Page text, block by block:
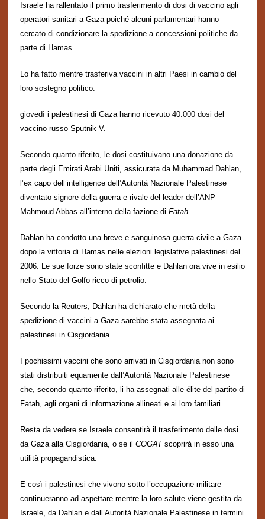
Israele ha rallentatoil primo trasferimento di dosi di vaccino agli
operatori sanitari a Gaza poiché alcuni parlamentari hanno
cercato di condizionare la spedizione a concessioni politiche da
parte di Hamas.
Lo ha fatto mentre trasferiva vaccini in altri Paesi in cambio del
loro sostegno politico:
giovedì i palestinesi di Gaza hanno ricevuto 40.000 dosi del
vaccino russo Sputnik V.
Secondo quanto riferito, e dosi costituivano una donazione da
parte degli Emirati Arabi Uniti, assicurata da Muhammad Dahlan,
l’ex capo dell’intelligence dell’Autorità Nazionale Palestinese
diventato signore della guerra e rivale del leader dell’ANP
Mahmoud Abbas all’interno della fazione di Fatah.
Dahlan ha condotto una breve e sanguinosa guerra civile a Gaza
dopo la vittoria di Hamas nelle elezioni legislative palestinesi del
2006. Le sue forze sono state sconfitte e Dahlan ora vive in esilio
nello Stato del Golfo ricco di petrolio.
Secondo la Reuters, Dahlan ha dichiarato che metà della
spedizione di vaccini a Gaza sarebbe stata assegnata ai
palestinesi in Cisgiordania.
I pochissimi vaccini che sono arrivati ​​in Cisgiordania non sono
stati distribuiti equamente dall’Autorità Nazionale Palestinese
che, secondo quanto riferito, li ha assegnati alle élite del partito di
Fatah, agli organi di informazione allineati e ai loro familiari.
Resta da vedere se Israele consentirà il trasferimento delle dosi
da Gaza alla Cisgiordania, o se il COGATscoprirà in esso una
utilitàpropagandistica.
E così i palestinesi che vivono sotto l’occupazione militare
continueranno ad aspettare mentre la loro salute viene gestita da
Israele, da Dahlan e dal l’Autorità Nazionale Palestinese in termini